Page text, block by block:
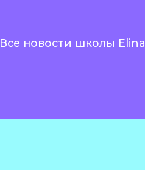
Все новости школы Elina